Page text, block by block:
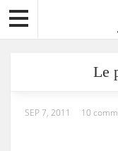
Le
SEP 7, 2011 10